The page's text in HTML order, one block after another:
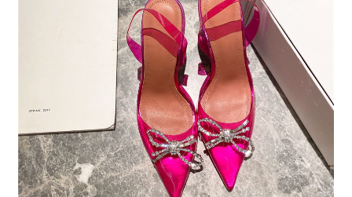
меню